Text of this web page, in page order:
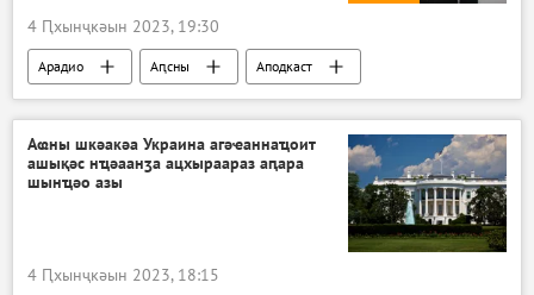
4 Ԥхынҷкәын 2023, 19:30
Арадио Аԥсны Аподкаст
Аҩны шкәакәа Украина агәҽаннаҵоит
ашықәс нҵәаанӡа ацхыраараз аԥара
шынҵәо азы
4 Ԥхынҷкәын 2023, 18:15